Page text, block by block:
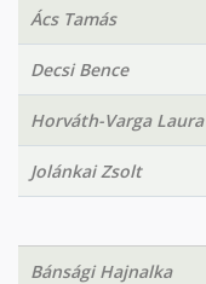
Ács Tamás
Decsi Bence
Horváth-Varga Laura
Jolánkai Zsolt
Bánsági Hajnalka